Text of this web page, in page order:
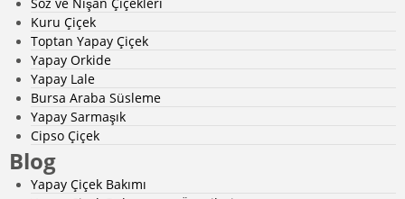
Söz ve Nişan Çiçekleri
Kuru Çiçek
Toptan Yapay Çiçek
Yapay Orkide
Yapay Lale
Bursa Araba Süsleme
Yapay Sarmaşık
Cipso Çiçek
Blog
Yapay Çiçek Bakımı